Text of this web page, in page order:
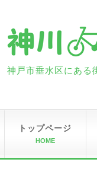
神戸市垂水区にある
トップページ
HOME